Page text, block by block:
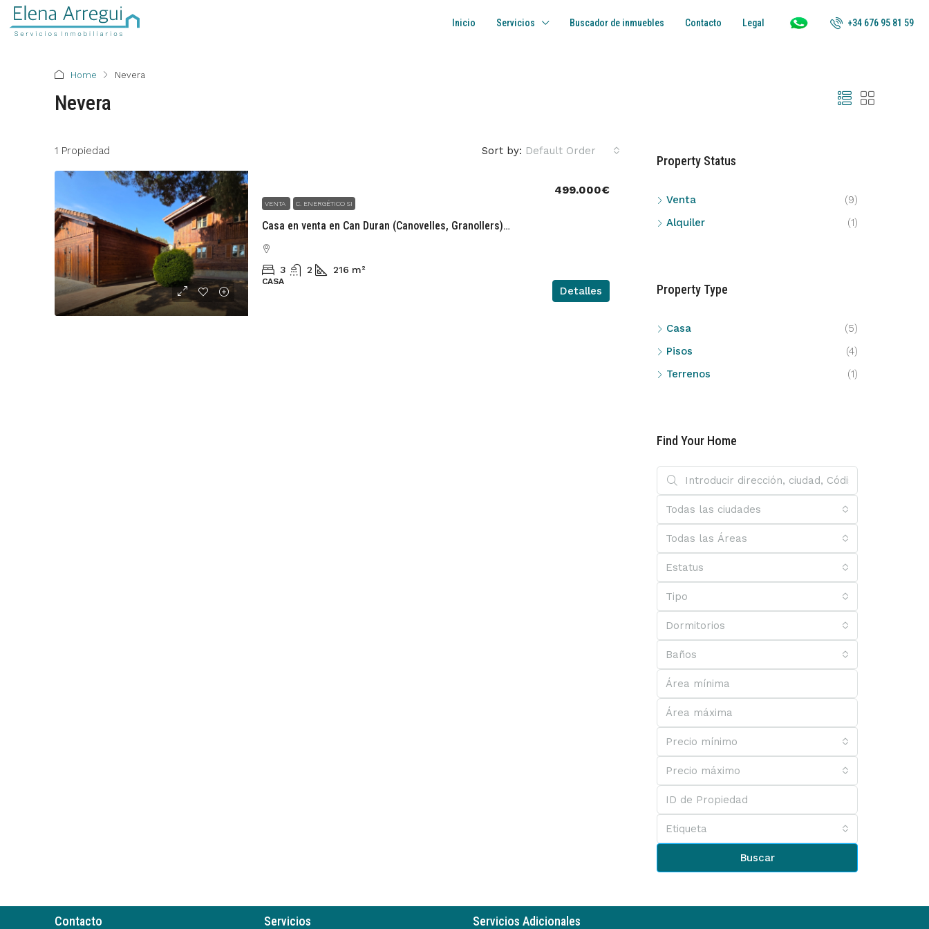
Inicio Servicios Buscador de inmuebles Contacto Legal +34 676 95 81 59
Home Nevera
Nevera
1 Propiedad Sort by: Default Order
VENTA C. ENERGÉTICO SI
Casa en venta en Can Duran (Canovelles, Granollers) VE3690EA
499.000€
3 2 216 m²
CASA
Detalles
Property Status
Venta
(9)
Alquiler
(1)
Property Type
Casa
(5)
Pisos
(4)
Terrenos
(1)
Find Your Home
Todas las ciudades
Todas las Áreas
Estatus
Tipo
Dormitorios
Baños
Precio mínimo
Precio máximo
Etiqueta
Buscar
Contacto Servicios Servicios Adicionales